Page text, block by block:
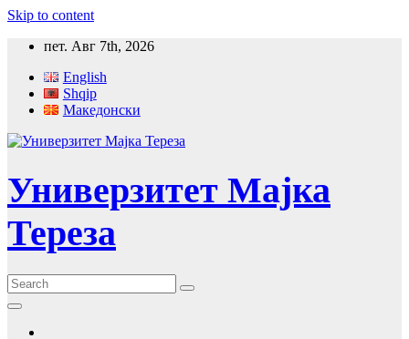
Skip to content
пет. Авг 7th, 2026
English
Shqip
Македонски
Универзитет Мајка
Тереза